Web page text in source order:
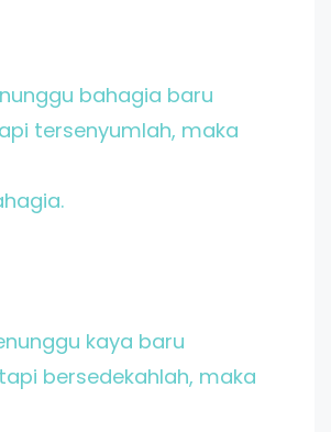
bahagia baru
tersenyumlah, maka
kaya baru
bersedekahlah, maka